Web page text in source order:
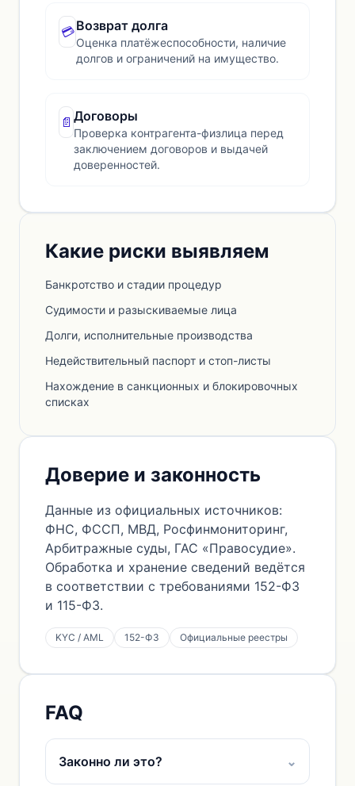
💳Возврат долга
Оценка платёжеспособности, наличие
долгов и ограничений на имущество.
📄 Договоры
Проверка контрагента-физлица перед
заключением договоров и выдачей
доверенностей.
Какие риски выявляем
Банкротство и стадии процедур
Судимости и разыскиваемые лица
Долги, исполнительные производства
Недействительный паспорт и стоп-листы
Нахождение в санкционных и блокировочных
списках
Доверие и законность
Данные из официальных источников:
ФНС, ФССП, МВД, Росфинмониторинг,
Арбитражные суды, ГАС «Правосудие».
Обработка и хранение сведений ведётся
в соответствии с требованиями 152-ФЗ
и 115-ФЗ.
KYC / AML 152-ФЗ Официальные реестры
FAQ
Законно ли это? ⌄